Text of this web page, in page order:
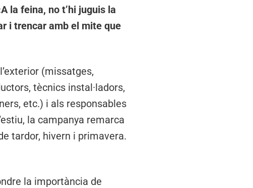
la feina, no t’hi juguis la
i trencar amb el mite que
(missatges,
tècnics instal·ladors,
etc.) i als responsables
la campanya remarca
tardor, hivern i primavera.
la importància de